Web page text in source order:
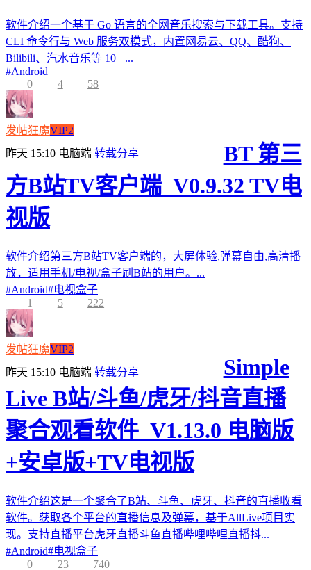
软件介绍一个基于 Go 语言的全网音乐搜索与下载工具。支持
CLI 命令行与 Web 服务双模式，内置网易云、QQ、酷狗、
Bilibili、汽水音乐等 10+ ...
#Android
0
4 58
发帖狂魔VIP2
昨天 15:10 电脑端 转载分享
BT 第三
方B站TV客户端_V0.9.32 TV电
视版
软件介绍第三方B站TV客户端的，大屏体验,弹幕自由,高清播
放，适用手机/电视/盒子刷B站的用户。...
#Android#电视盒子
1
5 222
发帖狂魔VIP2
昨天 15:10 电脑端 转载分享
Simple
Live B站/斗鱼/虎牙/抖音直播
聚合观看软件_V1.13.0 电脑版
+安卓版+TV电视版
软件介绍这是一个聚合了B站、斗鱼、虎牙、抖音的直播收看
软件。获取各个平台的直播信息及弹幕，基于AllLive项目实
现。支持直播平台虎牙直播斗鱼直播哔哩哔哩直播抖...
#Android#电视盒子
0
23 740